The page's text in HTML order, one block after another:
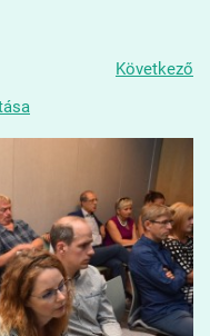
Következő